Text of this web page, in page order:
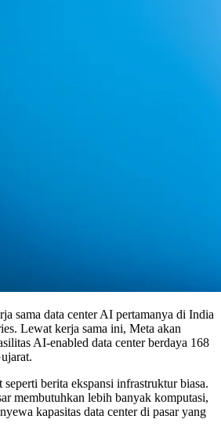
sama data center AI pertamanya di India
Lewat kerja sama ini, Meta akan
AI-enabled data center berdaya 168
berita ekspansi infrastruktur biasa.
membutuhkan lebih banyak komputasi,
kapasitas data center di pasar yang